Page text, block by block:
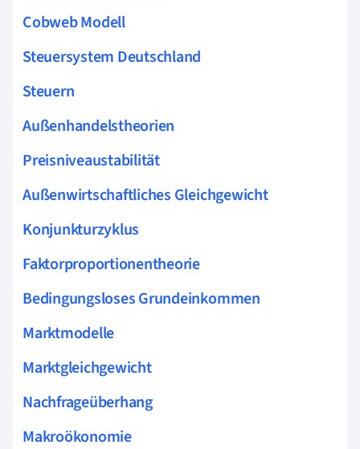
Cobweb Modell
Steuersystem Deutschland
Steuern
Außenhandelstheorien
Preisniveaustabilität
Außenwirtschaftliches Gleichgewicht
Konjunkturzyklus
Faktorproportionentheorie
Bedingungsloses Grundeinkommen
Marktmodelle
Marktgleichgewicht
Nachfrageüberhang
Makroökonomie